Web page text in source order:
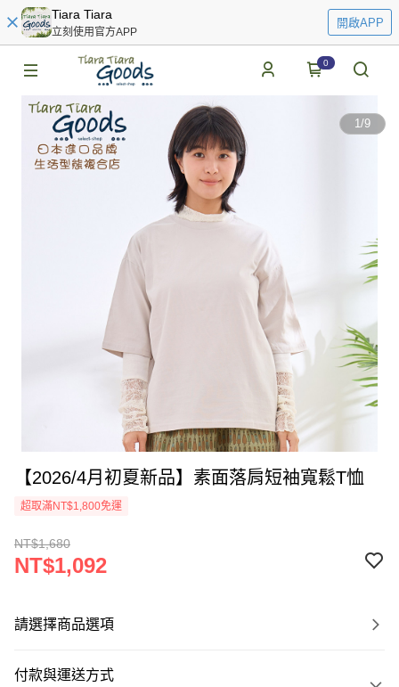
Tiara Tiara
立刻使用官方APP
開啟APP
0
1/9
【2026/4月初夏新品】素面落肩短袖寬鬆T恤
超取滿NT$1,800免運
NT$1,680
NT$1,092
請選擇商品選項
付款與運送方式